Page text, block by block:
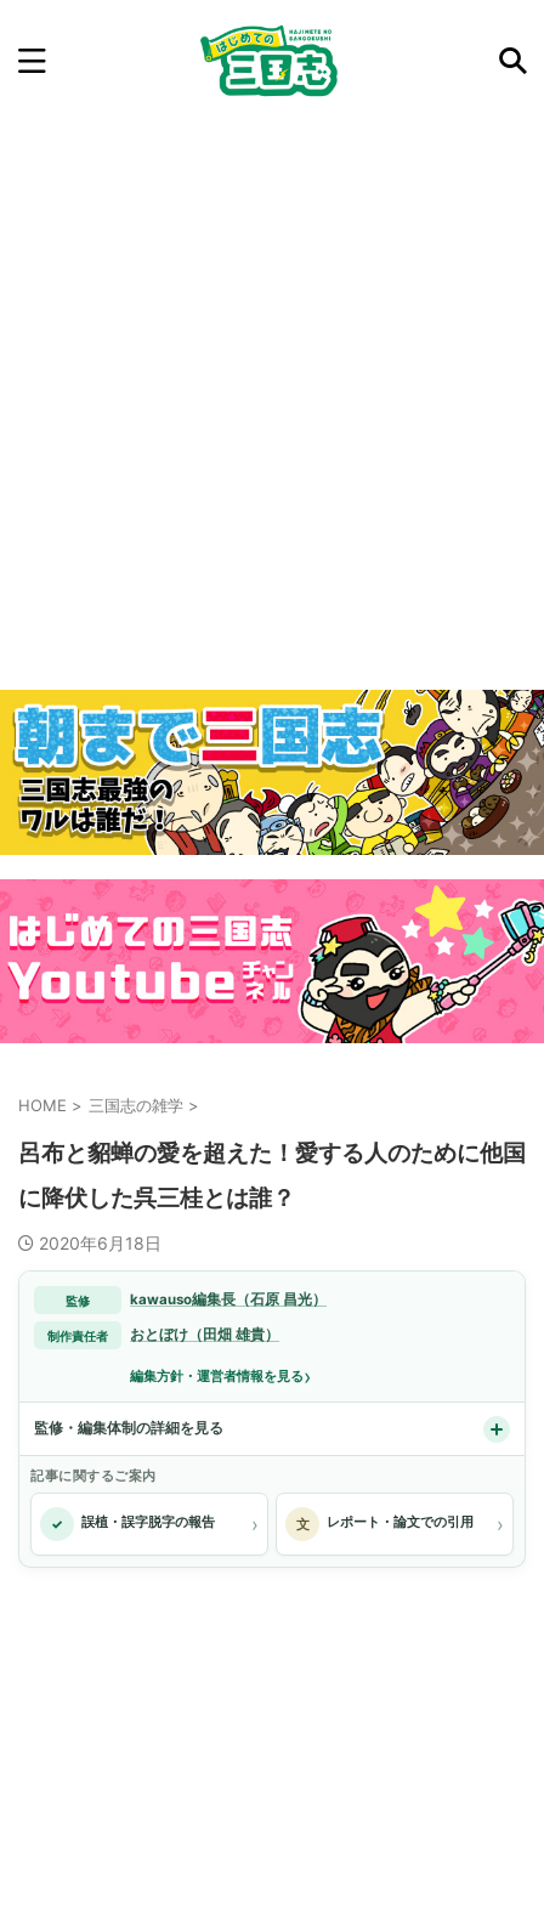
HOME > 三国志の雑学 >
呂布と貂蝉の愛を超えた！愛する人のために他国
に降伏した呉三桂とは誰？
2020年6月18日
監修 kawauso編集長（石原 昌光）
制作責任者 おとぼけ（田畑 雄貴）
編集方針・運営者情報を見る›
監修・編集体制の詳細を見る
記事に関するご案内
✓ 誤植・誤字脱字の報告 › 文 レポート・論文での引用 ›